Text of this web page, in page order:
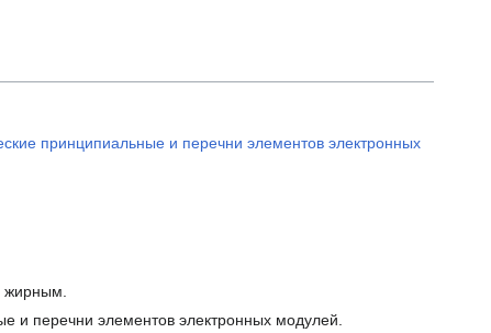
принципиальные и перечни элементов электронных
и перечни элементов электронных модулей.